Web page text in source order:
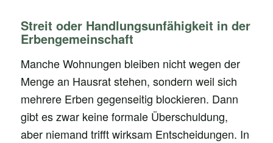
Streit oder Handlungsunfähigkeit in der
Erbengemeinschaft
Manche Wohnungen bleiben nicht wegen der
Menge an Hausrat stehen, sondern weil sich
mehrere Erben gegenseitig blockieren. Dann
gibt es zwar keine formale Überschuldung,
aber niemand trifft wirksam Entscheidungen. In